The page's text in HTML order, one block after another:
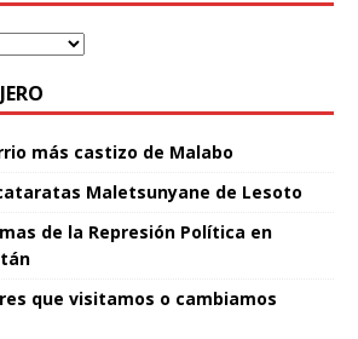
más castizo de Malabo
Maletsunyane de Lesoto
de la Represión Política en
que visitamos o cambiamos